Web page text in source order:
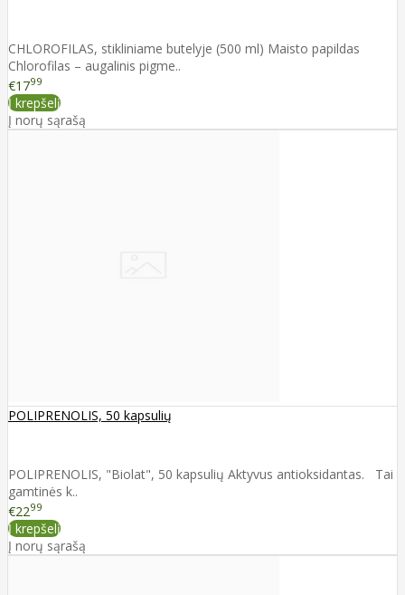
CHLOROFILAS, stikliniame butelyje (500 ml) Maisto papildas
Chlorofilas – augalinis pigme..
€1799
Į krepšelį
Į norų sąrašą
POLIPRENOLIS, 50 kapsulių
POLIPRENOLIS, "Biolat", 50 kapsulių Aktyvus antioksidantas. Tai
gamtinės k..
€2299
Į krepšelį
Į norų sąrašą